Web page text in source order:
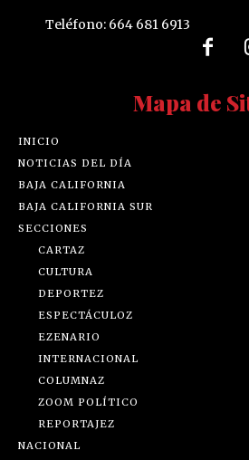
Teléfono: 664 681 6913
Mapa de
INICIO
NOTICIAS DEL DÍA
BAJA CALIFORNIA
BAJA CALIFORNIA SUR
SECCIONES
CARTAZ
CULTURA
DEPORTEZ
ESPECTÁCULOZ
EZENARIO
INTERNACIONAL
COLUMNAZ
ZOOM POLÍTICO
REPORTAJEZ
NACIONAL